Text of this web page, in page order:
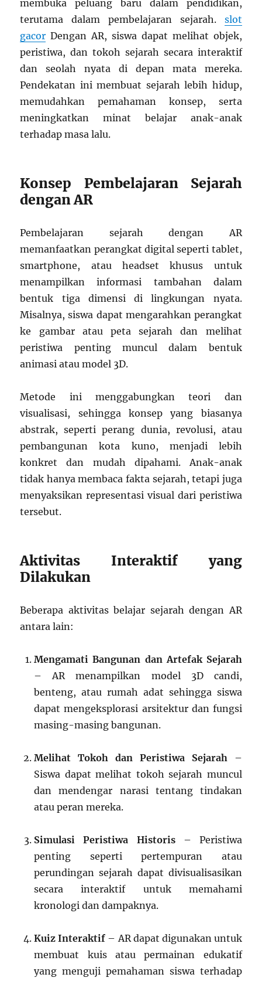
membuka peluang baru dalam pendidikan,
terutama dalam pembelajaran sejarah. slot
gacor Dengan AR, siswa dapat melihat objek,
peristiwa, dan tokoh sejarah secara interaktif
dan seolah nyata di depan mata mereka.
Pendekatan ini membuat sejarah lebih hidup,
memudahkan pemahaman konsep, serta
meningkatkan minat belajar anak-anak
terhadap masa lalu.
Konsep Pembelajaran Sejarah
dengan AR
Pembelajaran sejarah dengan AR
memanfaatkan perangkat digital seperti tablet,
smartphone, atau headset khusus untuk
menampilkan informasi tambahan dalam
bentuk tiga dimensi di lingkungan nyata.
Misalnya, siswa dapat mengarahkan perangkat
ke gambar atau peta sejarah dan melihat
peristiwa penting muncul dalam bentuk
animasi atau model 3D.
Metode ini menggabungkan teori dan
visualisasi, sehingga konsep yang biasanya
abstrak, seperti perang dunia, revolusi, atau
pembangunan kota kuno, menjadi lebih
konkret dan mudah dipahami. Anak-anak
tidak hanya membaca fakta sejarah, tetapi juga
menyaksikan representasi visual dari peristiwa
tersebut.
Aktivitas Interaktif yang
Dilakukan
Beberapa aktivitas belajar sejarah dengan AR
antara lain:
Mengamati Bangunan dan Artefak Sejarah
– AR menampilkan model 3D candi,
benteng, atau rumah adat sehingga siswa
dapat mengeksplorasi arsitektur dan fungsi
masing-masing bangunan.
Melihat Tokoh dan Peristiwa Sejarah–
Siswa dapat melihat tokoh sejarah muncul
dan mendengar narasi tentang tindakan
atau peran mereka.
Simulasi Peristiwa Historis– Peristiwa
penting seperti pertempuran atau
perundingan sejarah dapat divisualisasikan
secara interaktif untuk memahami
kronologi dan dampaknya.
Kuiz Interaktif – AR dapat digunakan untuk
membuat kuis atau permainan edukatif
yang menguji pemahaman siswa terhadap